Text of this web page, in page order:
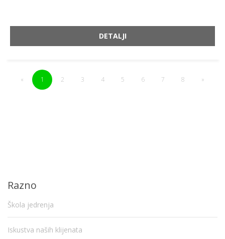
DETALJI
« 1 2 3 4 5 6 7 8 »
Razno
Škola jedrenja
Iskustva naših klijenata